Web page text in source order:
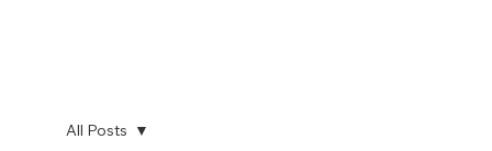
All Posts